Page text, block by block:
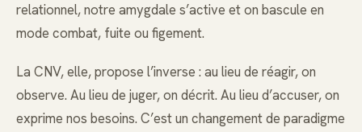
relationnel, notre amygdale s’active et on bascule en
mode combat, fuite ou figement.
La CNV, elle, propose l’inverse : au lieu de réagir, on
observe. Au lieu de juger, on décrit. Au lieu d’accuser, on
exprime nos besoins. C’est un changement de paradigme